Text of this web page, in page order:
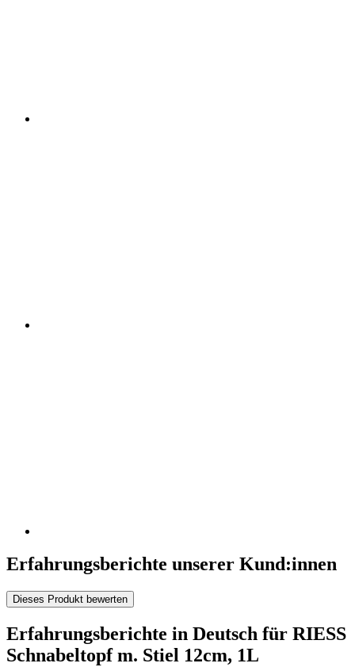
Erfahrungsberichte unserer Kund:innen
Dieses Produkt bewerten
Erfahrungsberichte in Deutsch für RIESS
Schnabeltopf m. Stiel 12cm, 1L